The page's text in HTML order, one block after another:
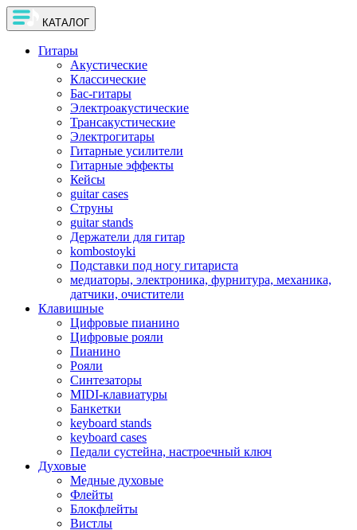
КАТАЛОГ
Гитары
Акустические
Классические
Бас-гитары
Электроакустические
Трансакустические
Электрогитары
Гитарные усилители
Гитарные эффекты
Кейсы
guitar cases
Струны
guitar stands
Держатели для гитар
kombostoyki
Подставки под ногу гитариста
медиаторы, электроника, фурнитура, механика,
датчики, очистители
Клавишные
Цифровые пианино
Цифровые рояли
Пианино
Рояли
Синтезаторы
MIDI-клавиатуры
Банкетки
keyboard stands
keyboard cases
Педали сустейна, настроечный ключ
Духовые
Медные духовые
Флейты
Блокфлейты
Вистлы